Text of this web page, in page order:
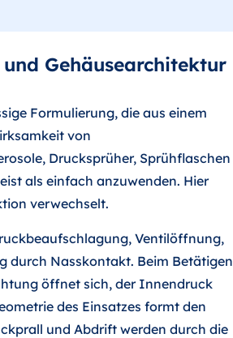
Gehäusearchitektur
Formulierung, die aus einem
von
Drucksprüher, Sprühflaschen
als einfach anzuwenden. Hier
verwechselt.
Ventilöffnung,
durch Nasskontakt. Beim Betätigen
öffnet sich, der Innendruck
des Einsatzes formt den
und Abdrift werden durch die